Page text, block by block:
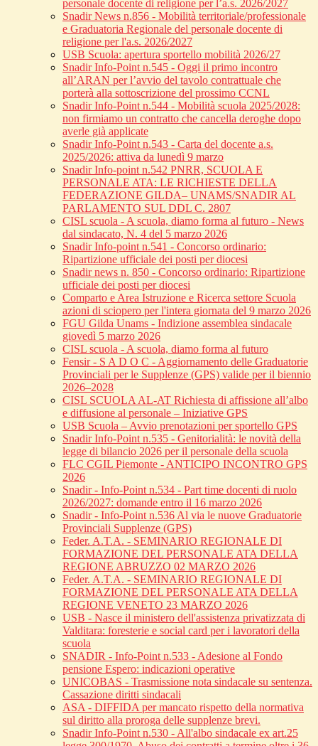
personale docente di religione per l’a.s. 2026/2027
Snadir News n.856 - Mobilità territoriale/professionale
e Graduatoria Regionale del personale docente di
religione per l'a.s. 2026/2027
USB Scuola: apertura sportello mobilità 2026/27
Snadir Info-Point n.545 - Oggi il primo incontro
all’ARAN per l’avvio del tavolo contrattuale che
porterà alla sottoscrizione del prossimo CCNL
Snadir Info-Point n.544 - Mobilità scuola 2025/2028:
non firmiamo un contratto che cancella deroghe dopo
averle già applicate
Snadir Info-Point n.543 - Carta del docente a.s.
2025/2026: attiva da lunedì 9 marzo
Snadir Info-point n.542 PNRR, SCUOLA E
PERSONALE ATA: LE RICHIESTE DELLA
FEDERAZIONE GILDA– UNAMS/SNADIR AL
PARLAMENTO SUL DDL C. 2807
CISL scuola - A scuola, diamo forma al futuro - News
dal sindacato, N. 4 del 5 marzo 2026
Snadir Info-point n.541 - Concorso ordinario:
Ripartizione ufficiale dei posti per diocesi
Snadir news n. 850 - Concorso ordinario: Ripartizione
ufficiale dei posti per diocesi
Comparto e Area Istruzione e Ricerca settore Scuola
azioni di sciopero per l'intera giornata del 9 marzo 2026
FGU Gilda Unams - Indizione assemblea sindacale
giovedì 5 marzo 2026
CISL scuola - A scuola, diamo forma al futuro
Fensir - S A D O C - Aggiornamento delle Graduatorie
Provinciali per le Supplenze (GPS) valide per il biennio
2026–2028
CISL SCUOLA AL-AT Richiesta di affissione all’albo
e diffusione al personale – Iniziative GPS
USB Scuola – Avvio prenotazioni per sportello GPS
Snadir Info-Point n.535 - Genitorialità: le novità della
legge di bilancio 2026 per il personale della scuola
FLC CGIL Piemonte - ANTICIPO INCONTRO GPS
2026
Snadir - Info-Point n.534 - Part time docenti di ruolo
2026/2027: domande entro il 16 marzo 2026
Snadir - Info-Point n.536 Al via le nuove Graduatorie
Provinciali Supplenze (GPS)
Feder. A.T.A. - SEMINARIO REGIONALE DI
FORMAZIONE DEL PERSONALE ATA DELLA
REGIONE ABRUZZO 02 MARZO 2026
Feder. A.T.A. - SEMINARIO REGIONALE DI
FORMAZIONE DEL PERSONALE ATA DELLA
REGIONE VENETO 23 MARZO 2026
USB - Nasce il ministero dell'assistenza privatizzata di
Valditara: foresterie e social card per i lavoratori della
scuola
SNADIR - Info-Point n.533 - Adesione al Fondo
pensione Espero: indicazioni operative
UNICOBAS - Trasmissione nota sindacale su sentenza.
Cassazione diritti sindacali
ASA - DIFFIDA per mancato rispetto della normativa
sul diritto alla proroga delle supplenze brevi.
Snadir Info-Point n.530 - All'albo sindacale ex art.25